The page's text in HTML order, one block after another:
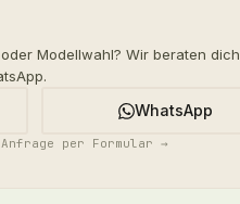
Modellwahl? Wir beraten dich
WhatsApp
per Formular →